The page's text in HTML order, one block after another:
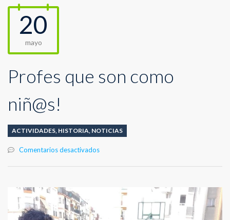
20
mayo
Profes que son como
niñ@s!
ACTIVIDADES, HISTORIA, NOTICIAS
Comentarios desactivadosen
Profes